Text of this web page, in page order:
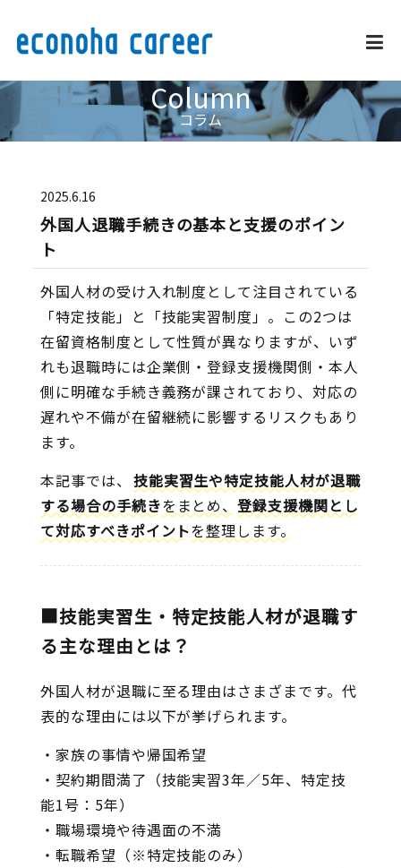
採用情報
外国人雇用推進
お問い合わせ
Column
コラム
2025.6.16
外国人退職手続きの基本と支援のポイン
ト
外国人材の受け入れ制度として注目されている
「特定技能」と「技能実習制度」。この2つは
在留資格制度として性質が異なりますが、いず
れも退職時には企業側・登録支援機関側・本人
側に明確な手続き義務が課されており、対応の
遅れや不備が在留継続に影響するリスクもあり
ます。
本記事では、 技能実習生や特定技能人材が退職
する場合の手続きをまとめ、登録支援機関とし
て対応すべきポイントを整理します。
■技能実習生・特定技能人材が退職す
る主な理由とは？
外国人材が退職に至る理由はさまざまです。代
表的な理由には以下が挙げられます。
・家族の事情や帰国希望
・契約期間満了（技能実習3年／5年、特定技
能1号：5年）
・職場環境や待遇面の不満
・転職希望（※特定技能のみ）